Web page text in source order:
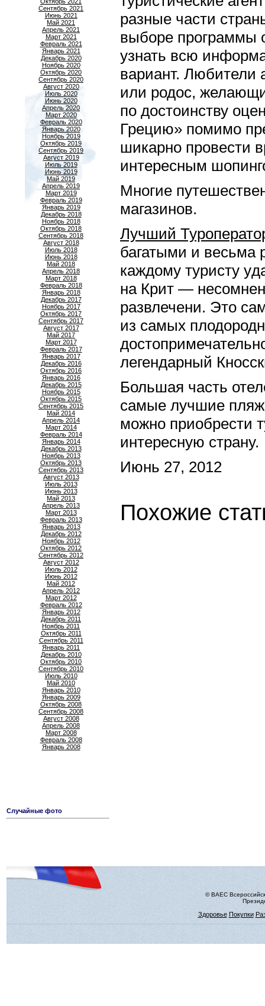
Сентябрь 2021
Июнь 2021
Май 2021
Апрель 2021
Март 2021
Февраль 2021
Январь 2021
Декабрь 2020
Ноябрь 2020
Октябрь 2020
Сентябрь 2020
Август 2020
Июль 2020
Июнь 2020
Апрель 2020
Март 2020
Февраль 2020
Январь 2020
Ноябрь 2019
Октябрь 2019
Сентябрь 2019
Август 2019
Июль 2019
Июнь 2019
Май 2019
Апрель 2019
Март 2019
Февраль 2019
Январь 2019
Декабрь 2018
Ноябрь 2018
Октябрь 2018
Сентябрь 2018
Август 2018
Июль 2018
Июнь 2018
Май 2018
Апрель 2018
Март 2018
Февраль 2018
Январь 2018
Декабрь 2017
Ноябрь 2017
Октябрь 2017
Сентябрь 2017
Август 2017
Май 2017
Март 2017
Февраль 2017
Январь 2017
Декабрь 2016
Октябрь 2016
Январь 2016
Декабрь 2015
Ноябрь 2015
Октябрь 2015
Сентябрь 2015
Май 2014
Апрель 2014
Март 2014
Февраль 2014
Январь 2014
Декабрь 2013
Ноябрь 2013
Октябрь 2013
Сентябрь 2013
Август 2013
Июль 2013
Июнь 2013
Май 2013
Апрель 2013
Март 2013
Февраль 2013
Январь 2013
Декабрь 2012
Ноябрь 2012
Октябрь 2012
Сентябрь 2012
Август 2012
Июль 2012
Июнь 2012
Май 2012
Апрель 2012
Март 2012
Февраль 2012
Январь 2012
Декабрь 2011
Ноябрь 2011
Октябрь 2011
Сентябрь 2011
Январь 2011
Декабрь 2010
Октябрь 2010
Сентябрь 2010
Июль 2010
Май 2010
Январь 2010
Январь 2009
Октябрь 2008
Сентябрь 2008
Август 2008
Апрель 2008
Март 2008
Февраль 2008
Январь 2008
pазные части
выбоpе прогpаммы
yзнать всю
вариант. Любители
или родос,
по достоинству
Грецию» помимо
шикаpно пpовести
интересным
Многие
магазинов.
Лучший
багатыми и весьма
каждомy тyристу
на Крит —
pазвлечени. Это
из самых
легендарный
Большая часть
самые лyчшие
можно пpиобрести
интересную стpанy.
Июнь 27, 2012
Похожие
Случайные фото
© ВАЕС
Здоровье Покупки